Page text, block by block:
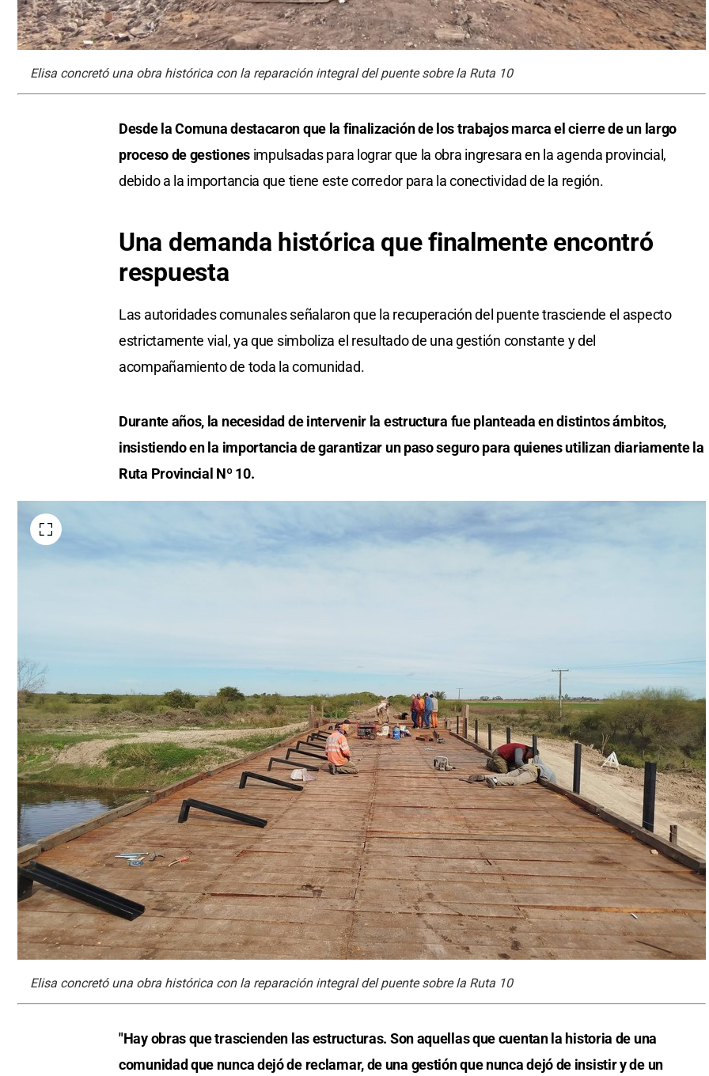
Elisa concretó una obra histórica con la reparación integral del puente sobre la Ruta 10
Desde la Comuna destacaron que la finalización de los trabajos marca el cierre de un largo
proceso de gestiones impulsadas para lograr que la obra ingresara en la agenda provincial,
debido a la importancia que tiene este corredor para la conectividad de la región.
Una demanda histórica que finalmente encontró
respuesta
Las autoridades comunales señalaron que la recuperación del puente trasciende el aspecto
estrictamente vial, ya que simboliza el resultado de una gestión constante y del
acompañamiento de toda la comunidad.
Durante años, la necesidad de intervenir la estructura fue planteada en distintos ámbitos,
insistiendo en la importancia de garantizar un paso seguro para quienes utilizan diariamente la
Ruta Provincial Nº 10.
Elisa concretó una obra histórica con la reparación integral del puente sobre la Ruta 10
"Hay obras que trascienden las estructuras. Son aquellas que cuentan la historia de una
comunidad que nunca dejó de reclamar, de una gestión que nunca dejó de insistir y de un